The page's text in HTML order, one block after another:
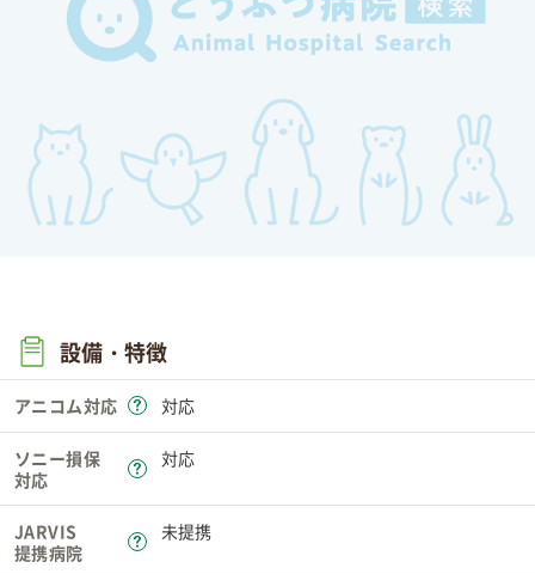
設備・特徴
アニコム対応 対応
ソニー損保
対応
対応
JARVIS
提携病院
未提携